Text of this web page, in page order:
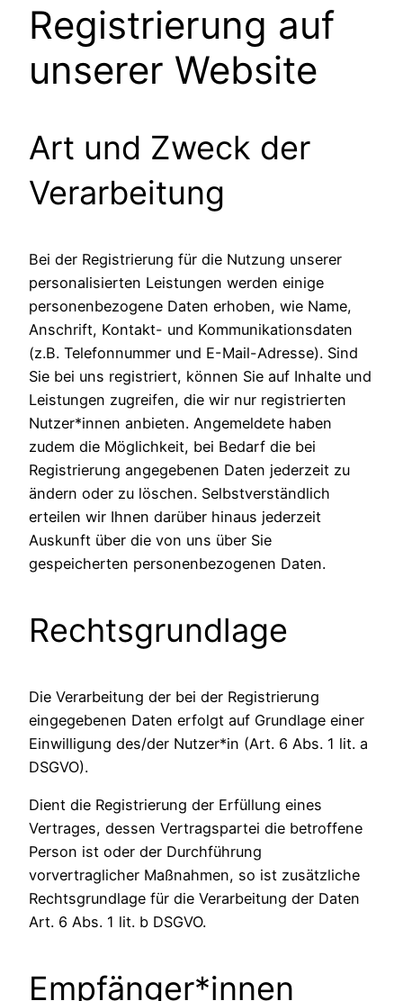
Registrierung auf
unserer Website
Art und Zweck der
Verarbeitung
Bei der Registrierung für die Nutzung unserer
personalisierten Leistungen werden einige
personenbezogene Daten erhoben, wie Name,
Anschrift, Kontakt- und Kommunikationsdaten
(z.B. Telefonnummer und E-Mail-Adresse). Sind
Sie bei uns registriert, können Sie auf Inhalte und
Leistungen zugreifen, die wir nur registrierten
Nutzer*innen anbieten. Angemeldete haben
zudem die Möglichkeit, bei Bedarf die bei
Registrierung angegebenen Daten jederzeit zu
ändern oder zu löschen. Selbstverständlich
erteilen wir Ihnen darüber hinaus jederzeit
Auskunft über die von uns über Sie
gespeicherten personenbezogenen Daten.
Rechtsgrundlage
Die Verarbeitung der bei der Registrierung
eingegebenen Daten erfolgt auf Grundlage einer
Einwilligung des/der Nutzer*in (Art. 6 Abs. 1 lit. a
DSGVO).
Dient die Registrierung der Erfüllung eines
Vertrages, dessen Vertragspartei die betroffene
Person ist oder der Durchführung
vorvertraglicher Maßnahmen, so ist zusätzliche
Rechtsgrundlage für die Verarbeitung der Daten
Art. 6 Abs. 1 lit. b DSGVO.
Empfänger*innen